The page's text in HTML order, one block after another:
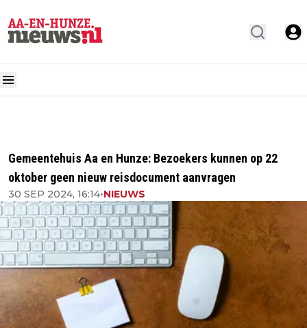
Gemeentehuis Aa en Hunze: Bezoekers kunnen op 22
oktober geen nieuw reisdocument aanvragen
30 SEP 2024, 16:14•NIEUWS